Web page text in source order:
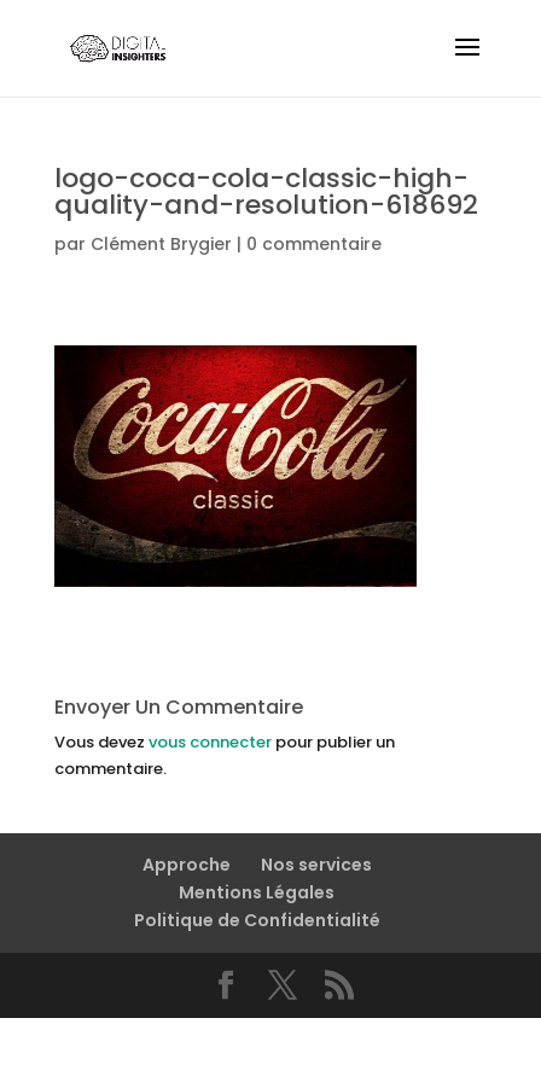
logo-coca-cola-classic-high-
quality-and-resolution-618692
par Clément Brygier | 0 commentaire
Envoyer Un Commentaire
Vous devez vous connecterpour publier un
commentaire.
Approche
Nos services
Mentions Légales
Politique de Confidentialité